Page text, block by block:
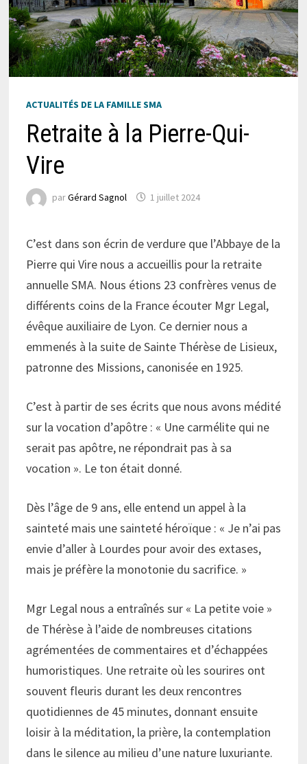
ACTUALITÉS DE LA FAMILLE SMA
Retraite à la Pierre-Qui-
Vire
parGérard Sagnol 1 juillet 2024
C’est dans son écrin de verdure que l’Abbaye de la
Pierre qui Vire nous a accueillis pour la retraite
annuelle SMA. Nous étions 23 confrères venus de
différents coins de la France écouter Mgr Legal,
évêque auxiliaire de Lyon. Ce dernier nous a
emmenés à la suite de Sainte Thérèse de Lisieux,
patronne des Missions, canonisée en 1925.
C’est à partir de ses écrits que nous avons médité
sur la vocation d’apôtre : « Une carmélite qui ne
serait pas apôtre, ne répondrait pas à sa
vocation ». Le ton était donné.
Dès l’âge de 9 ans, elle entend un appel à la
sainteté mais une sainteté héroïque : « Je n’ai pas
envie d’aller à Lourdes pour avoir des extases,
mais je préfère la monotonie du sacrifice. »
Mgr Legal nous a entraînés sur « La petite voie »
de Thérèse à l’aide de nombreuses citations
agrémentées de commentaires et d’échappées
humoristiques. Une retraite où les sourires ont
souvent fleuris durant les deux rencontres
quotidiennes de 45 minutes, donnant ensuite
loisir à la méditation, la prière, la contemplation
dans le silence au milieu d’une nature luxuriante.